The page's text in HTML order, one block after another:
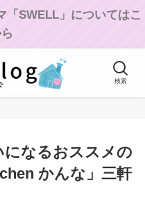
SWELL」についてはこ
検索
なるおススメの
かんな」三軒